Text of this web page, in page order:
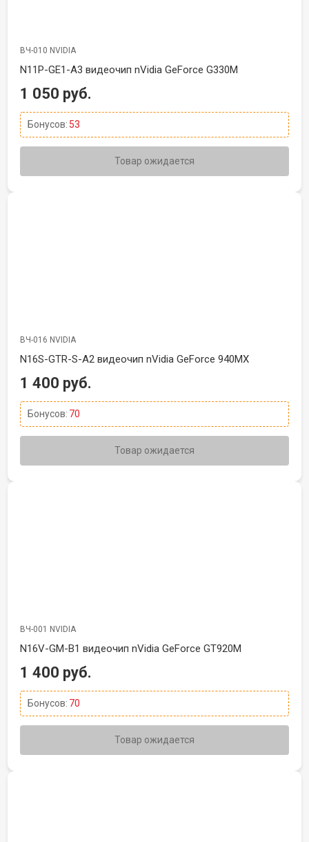
ВЧ-010 NVIDIA
N11P-GE1-A3 видеочип nVidia GeForce G330M
1 050 руб.
Бонусов: 53
Товар ожидается
ВЧ-016 NVIDIA
N16S-GTR-S-A2 видеочип nVidia GeForce 940MX
1 400 руб.
Бонусов: 70
Товар ожидается
ВЧ-001 NVIDIA
N16V-GM-B1 видеочип nVidia GeForce GT920M
1 400 руб.
Бонусов: 70
Товар ожидается